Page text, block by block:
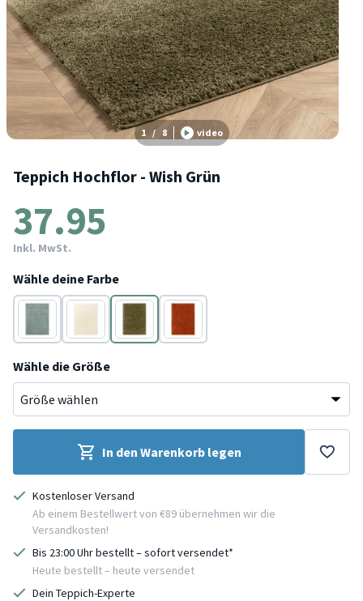
1 / 8 video
Teppich Hochflor - Wish Grün
37.95
Inkl. MwSt.
Wähle deine Farbe
Blau Creme Grün
Terracotta
Wähle die Größe
In den Warenkorb legen
Kostenloser Versand
Ab einem Bestellwert von €89 übernehmen wir die
Versandkosten!
Bis 23:00 Uhr bestellt – sofort versendet*
Heute bestellt – heute versendet
Dein Teppich-Experte